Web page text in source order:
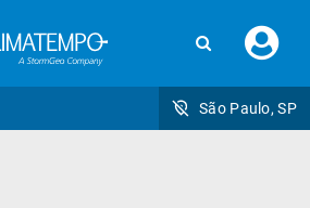
seu
São Paulo, SP